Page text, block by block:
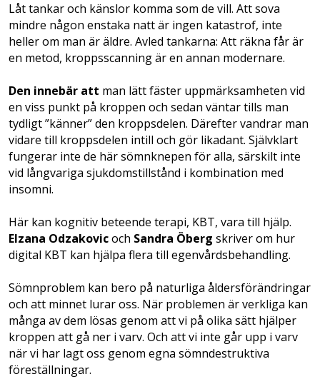
Låt tankar och känslor komma som de vill. Att sova
mindre någon enstaka natt är ingen katastrof, inte
heller om man är äldre. Avled tankarna: Att räkna får är
en metod, kroppsscanning är en annan modernare.
Den innebär att man lätt fäster uppmärksamheten vid
en viss punkt på kroppen och sedan väntar tills man
tydligt ”känner” den kroppsdelen. Därefter vandrar man
vidare till kroppsdelen intill och gör likadant. Självklart
fungerar inte de här sömnknepen för alla, särskilt inte
vid långvariga sjukdomstillstånd i kombination med
insomni.
Här kan kognitiv beteende terapi, KBT, vara till hjälp.
Elzana Odzakovicoch Sandra Öberg skriver om hur
digital KBT kan hjälpa flera till egenvårdsbehandling.
Sömnproblem kan bero på naturliga åldersförändringar
och att minnet lurar oss. När problemen är verkliga kan
många av dem lösas genom att vi på olika sätt hjälper
kroppen att gå ner i varv. Och att vi inte går upp i varv
när vi har lagt oss genom egna sömndestruktiva
föreställningar.